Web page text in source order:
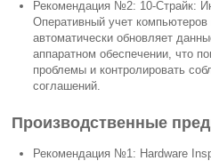
Рекомендация №2: 10-Страйк:
Оперативный учет
автоматически обновляет
аппаратном обеспечении, что
проблемы и контролировать
соглашений.
Производственные
Рекомендация №1: Hardware